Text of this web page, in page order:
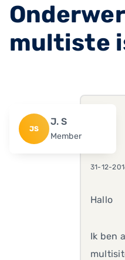
multiste
JS
J. S
Member
31-12-
Hallo
Ik ben